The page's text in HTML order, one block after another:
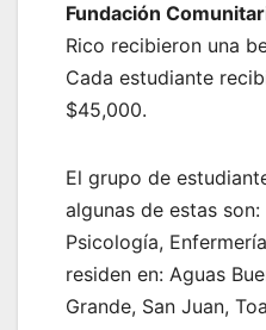
Fundación
Rico recibieron una
Cada estudiante
$45,000.
El grupo de
algunas de estas
Psicología,
residen en: Aguas
Grande, San Juan,